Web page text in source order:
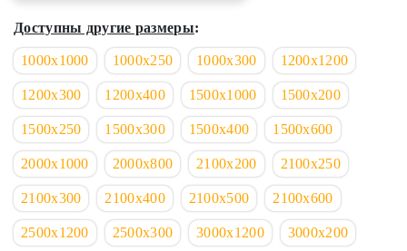
Доступны другие размеры:
1000х1000 1000х250 1000х300 1200х1200
1200х300 1200х400 1500х1000 1500х200
1500х250 1500х300 1500х400 1500х600
2000х1000 2000х800 2100х200 2100х250
2100х300 2100х400 2100х500 2100х600
2500х1200 2500х300 3000х1200 3000х200